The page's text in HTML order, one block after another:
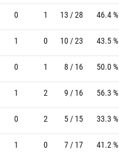
0 1 13 / 28 46.4 %
1 0 10 / 23 43.5 %
0 1 8 / 16 50.0 %
1 2 9 / 16 56.3 %
0 2 5 / 15 33.3 %
1 0 7 / 17 41.2 %